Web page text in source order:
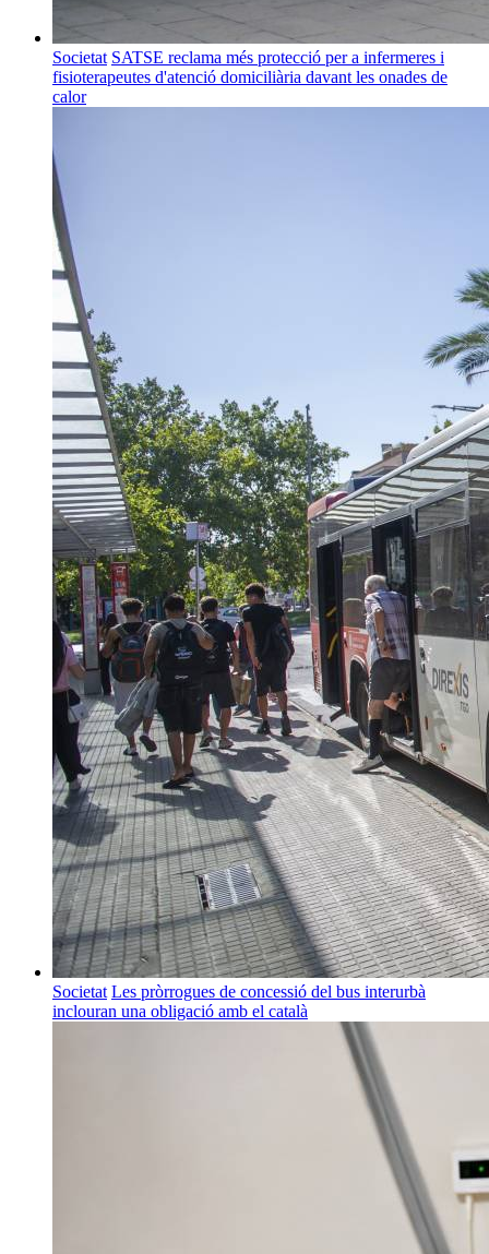
Societat SATSE reclama més protecció per a infermeres i
fisioterapeutes d'atenció domiciliària davant les onades de
calor
Societat Les pròrrogues de concessió del bus interurbà
inclouran una obligació amb el català